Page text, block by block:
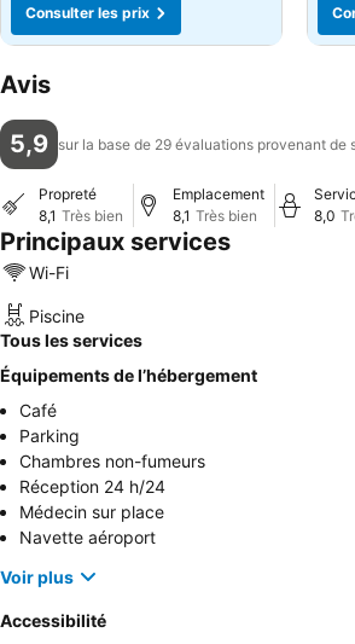
Consulter les prix
Avis
5,9 sur la base de 29 évaluations provenant de
Propreté
8,1 Très bien
Emplacement
8,1 Très bien
8,0
Principaux services
Wi-Fi
Piscine
Tous les services
Équipements de l’hébergement
Café
Parking
Chambres non-fumeurs
Réception 24 h/24
Médecin sur place
Navette aéroport
Voir plus
Accessibilité